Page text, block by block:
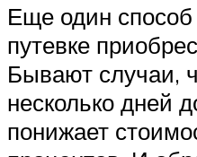
Еще один
путевке
Бывают случаи,
несколько дней
понижает